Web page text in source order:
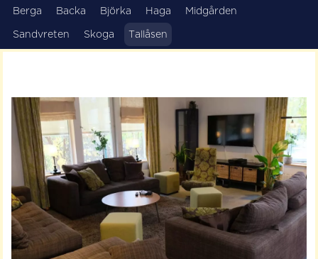
Berga Backa Björka Haga Midgården
Sandvreten Skoga Tallåsen